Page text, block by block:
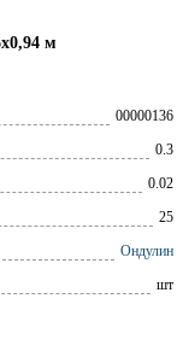
м
00000136
0.3
0.02
25
Ондулин
шт